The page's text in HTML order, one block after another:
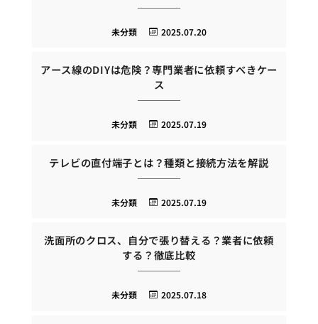
2025.07.20
未分類
アース線のDIYは危険？専門業者に依頼すべきケー
ス
2025.07.19
未分類
テレビの直付端子とは？種類と接続方法を解説
2025.07.19
未分類
洗面所のクロス、自分で張り替える？業者に依頼
する？徹底比較
2025.07.18
未分類